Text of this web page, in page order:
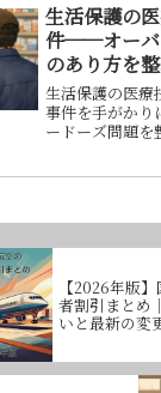
生活保護の
件──オーバ
のあり方を
介22】
生活保護の医療
事件を手がかり
ードーズ問題を
義と適正化の
【2026年版
者割引まとめ
いと最新の変